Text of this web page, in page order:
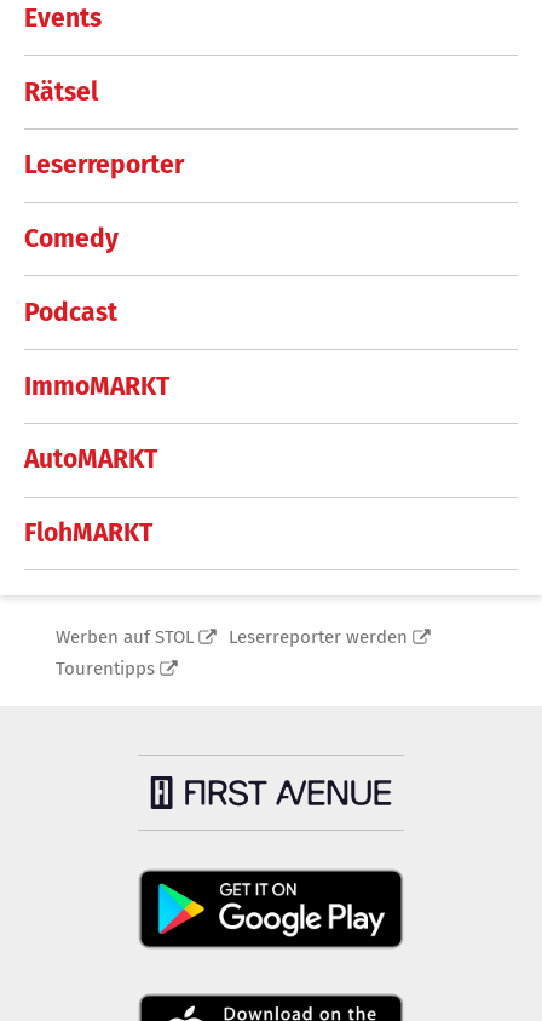
Events
Rätsel
Leserreporter
Comedy
Podcast
ImmoMARKT
AutoMARKT
FlohMARKT
Werben auf STOL
Leserreporter werden
Tourentipps